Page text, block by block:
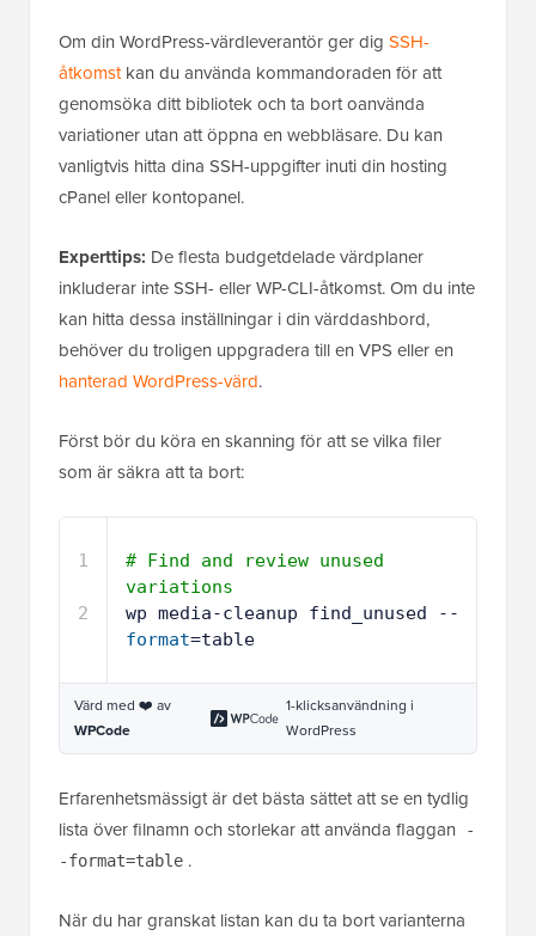
Om din WordPress-värdleverantör ger dig SSH-
åtkomstkan du använda kommandoraden för att
genomsöka ditt bibliotek och ta bort oanvända
variationer utan att öppna en webbläsare. Du kan
vanligtvis hitta dina SSH-uppgifter inuti din hosting
cPanel eller kontopanel.
Experttips: De flesta budgetdelade värdplaner
inkluderar inte SSH- eller WP-CLI-åtkomst. Om du inte
kan hitta dessa inställningar i din värddashbord,
behöver du troligen uppgradera till en VPS eller en
hanterad WordPress-värd.
Först bör du köra en skanning för att se vilka filer
som är säkra att ta bort:
1
2
# Find and review unused
variations
wp media-cleanup find_unused --
format=table
Värd med ❤️ av
WPCode
1-klicksanvändning i
WordPress
Erfarenhetsmässigt är det bästa sättet att se en tydlig
lista över filnamn och storlekar att använda flaggan
-
-format=table .
När du har granskat listan kan du ta bort varianterna